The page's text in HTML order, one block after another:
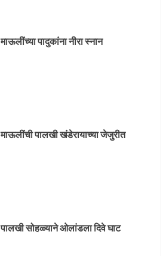
माऊलींच्या पादुकांना नीरा स्नान
माऊलींची पालखी खंडेरायाच्या जेजुरीत
पालखी सोहळ्याने ओलांडला दिवे घाट